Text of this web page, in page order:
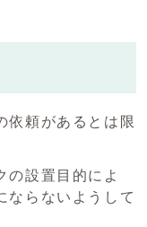
依頼があるとは限
の設置目的によ
ならないようして